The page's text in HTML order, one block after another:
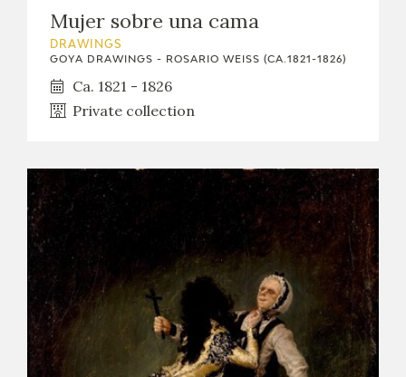
Mujer sobre una cama
DRAWINGS
GOYA DRAWINGS - ROSARIO WEISS (CA.1821-1826)
Ca. 1821 - 1826
Private collection